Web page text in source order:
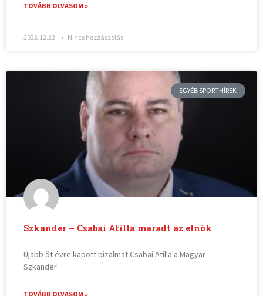
TOVÁBB OLVASOM »
2022.12.22. Nincs hozzászólás
EGYÉB SPORTHÍREK
Szkander – Csabai Atilla maradt az elnök
Újabb öt évre kapott bizalmat Csabai Atilla a Magyar
Szkander
TOVÁBB OLVASOM »